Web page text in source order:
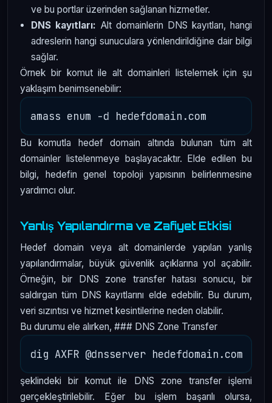
ve bu portlar üzerinden sağlanan hizmetler.
DNS kayıtları: Alt domainlerin DNS kayıtları, hangi
adreslerin hangi sunuculara yönlendirildiğine dair bilgi
sağlar.
Örnek bir komut ile alt domainleri listelemek için şu
yaklaşım benimsenebilir:
Bu komutla hedef domain altında bulunan tüm alt
domainler listelenmeye başlayacaktır. Elde edilen bu
bilgi, hedefin genel topoloji yapısının belirlenmesine
yardımcı olur.
Yanlış Yapılandırma ve Zafiyet Etkisi
Hedef domain veya alt domainlerde yapılan yanlış
yapılandırmalar, büyük güvenlik açıklarına yol açabilir.
Örneğin, bir DNS zone transfer hatası sonucu, bir
saldırgan tüm DNS kayıtlarını elde edebilir. Bu durum,
veri sızıntısı ve hizmet kesintilerine neden olabilir.
Bu durumu ele alırken, ### DNS Zone Transfer
şeklindeki bir komut ile DNS zone transfer işlemi
gerçekleştirilebilir. Eğer bu işlem başarılı olursa,